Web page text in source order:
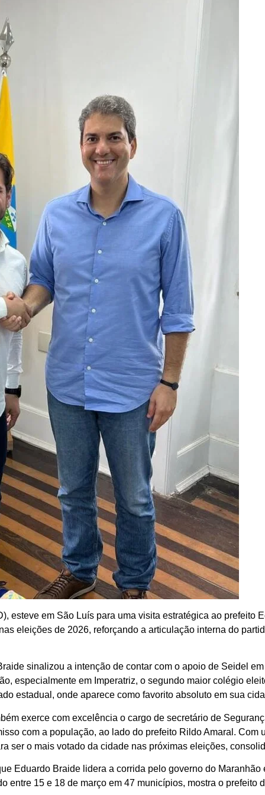
esteve em São Luís para uma visita estratégica ao prefeito
eleições de 2026, reforçando a articulação interna do
sinalizou a intenção de contar com o apoio de Seidel
especialmente em Imperatriz, o segundo maior colégio
estadual, onde aparece como favorito absoluto em sua
exerce com excelência o cargo de secretário de
com a população, ao lado do prefeito Rildo Amaral. Com
ser o mais votado da cidade nas próximas eleições,
Eduardo Braide lidera a corrida pelo governo do
entre 15 e 18 de março em 47 municípios, mostra o prefeito